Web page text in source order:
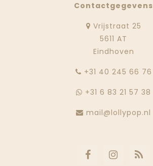
Contactgegevens
Vrijstraat 25
5611 AT
Eindhoven
‭+31 40 245 66 76
+31 6 83 21 57 38
mail@lollypop.nl